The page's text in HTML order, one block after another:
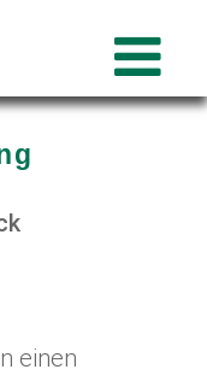
einen